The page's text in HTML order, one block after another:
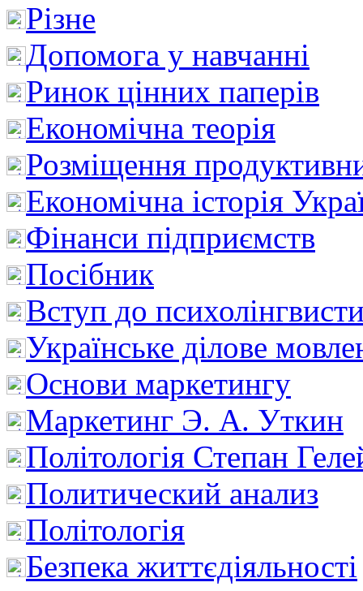
Різне
Допомога у навчанні
Ринок цінних паперів
Економічна теорія
Розміщення
Економічна історія
Фінанси підприємств
Посібник
Вступ до
Українське ділове
Основи маркетингу
Маркетинг Э. А. Уткин
Політологія Степан
Политический анализ
Політологія
Безпека життєдіяльності